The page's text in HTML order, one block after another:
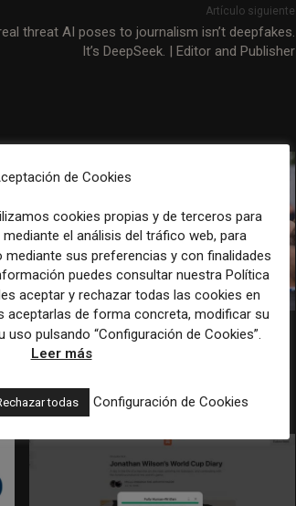
Artículo siguiente
threat AI poses to journalism isn’t deepfakes.
It’s DeepSeek. | Editor and Publisher
Los Colegios de Periodistas piden al
Ministerio de Política Territorial y a la
empleo por favorecer el intrusismo
de Cookies
cookies propias y de terceros para
el análisis del tráfico web, para
sus preferencias y con finalidades
puedes consultar nuestra Política
aceptar y rechazar todas las cookies en
aceptarlas de forma concreta, modificar su
pulsando “Configuración de Cookies”.
Leer más
todas Configuración de Cookies